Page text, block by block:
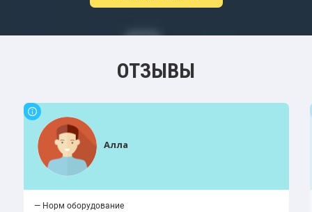
ОТЗЫВЫ
Алла
— Норм оборудование